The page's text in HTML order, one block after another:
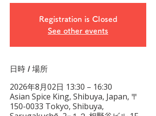
Registration is Closed
See other events
日時 / 場所
2026年8月02日 13:30 – 16:30
Asian Spice King, Shibuya, Japan, 〒
150-0033 Tokyo, Shibuya,